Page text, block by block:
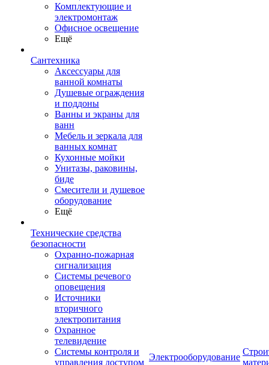
Комплектующие и
электромонтаж
Офисное освещение
Ещё
Сантехника
Аксессуары для
ванной комнаты
Душевые ограждения
и поддоны
Ванны и экраны для
ванн
Мебель и зеркала для
ванных комнат
Кухонные мойки
Унитазы, раковины,
биде
Смесители и душевое
оборудование
Ещё
Технические средства
безопасности
Охранно-пожарная
сигнализация
Системы речевого
оповещения
Источники
вторичного
электропитания
Охранное
телевидение
Системы контроля и
управления доступом
Электрооборудование